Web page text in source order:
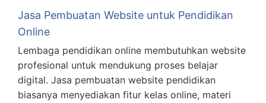
Jasa Pembuatan Website untuk Pendidikan
Online
Lembaga pendidikan online membutuhkan website
profesional untuk mendukung proses belajar
digital. Jasa pembuatan website pendidikan
biasanya menyediakan fitur kelas online, materi